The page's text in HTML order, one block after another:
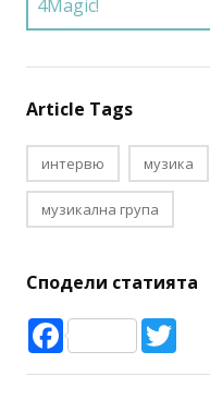
Article Tags
интервю музика
музикална група
Сподели статията
Facebook